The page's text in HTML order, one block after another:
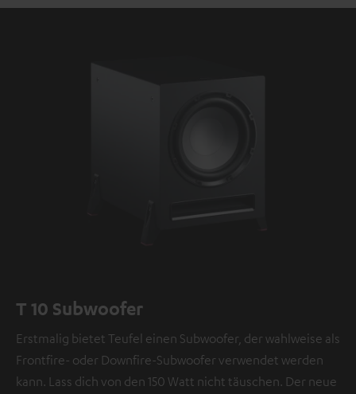
T 10 Subwoofer
Erstmalig bietet Teufel einen Subwoofer, der wahlweise als
Frontfire- oder Downfire-Subwoofer verwendet werden
kann. Lass dich von den 150 Watt nicht täuschen. Der neue